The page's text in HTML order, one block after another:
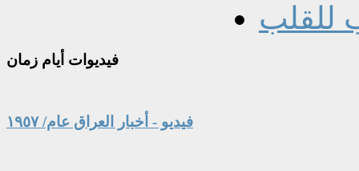
للقلب
فيديوات أيام زمان
فيديو - أخبار العراق عام/ ١٩٥٧